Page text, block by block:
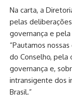
Na carta, a
pelas
governança e
“Pautamos
do Conselho, pela
governança e,
intransigente dos
Brasil.”